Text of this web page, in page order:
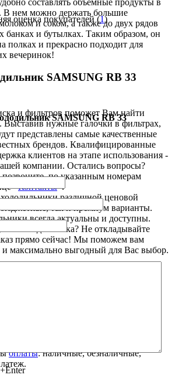
В нем можно держать большие
и соком, а также до двух рядов
банках и бутылках. Таким образом, он
полках и прекрасно подходит для
вечеринок!
SAMSUNG RB 33
и фильтров поможет Вам найти
нужные галочки в фильтрах,
представлены самые качественные
брендов. Квалифицированные
клиентов на этапе использования -
компании. Остались вопросы?
по указанным номерам
«Контакты».
различной ценовой
бюджетные, так и премиум варианты.
всегда актуальны и доступны.
холодильника? Не откладывайте
прямо сейчас! Мы поможем вам
и максимально выгодный для Вас выбор.
Казахстана могут
услугами транспортных компаний.
на всю технику. При поломке
гарантийного срока обязуемся
оплаты: наличные, безналичные,
оценка покупателей (1)
SAMSUNG RB 33